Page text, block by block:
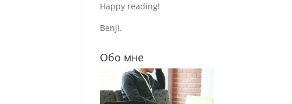
Happy reading!
Benji.
Обо мне